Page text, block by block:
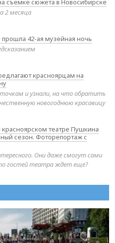
съемке сюжета в Новосибирске
2 месяца
42-ая музейная ночь
красноярцам на
и узнали, на что обратить
новогоднюю красавицу
красноярском театре Пушкина
сезон. Фоторепортаж с
Они даже смогут сами
гостей театра ждет еще?